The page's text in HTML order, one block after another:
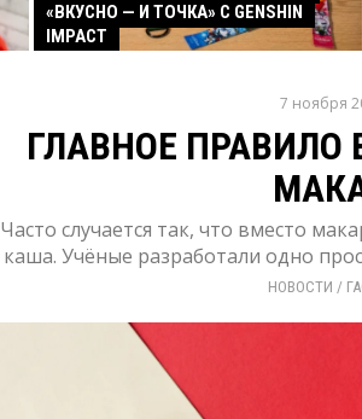
«ВКУСНО — И ТОЧКА» С GENSHIN
IMPACT
7 ноября
ГЛАВНОЕ
Часто случается так, что вместо
каша. Учёные разработали одно
НОВОСТИ /